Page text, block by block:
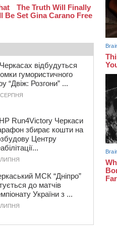
відбудуться
гумористичного
“Двіж: Розгони” ...
СЕРПНЯ
Run4Victory Черкаси
збирає кошти на
Центру
ЛИПНЯ
МСК “Дніпро”
до матчів
України з ...
ЛИПНЯ